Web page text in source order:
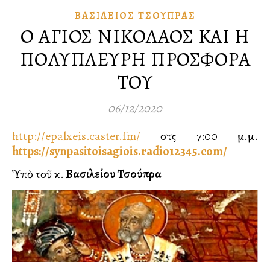
ΒΑΣΊΛΕΙΟΣ ΤΣΟΎΠΡΑΣ
Ο ΑΓΙΟΣ ΝΙΚΟΛΑΟΣ ΚΑΙ Η
ΠΟΛΥΠΛΕΥΡΗ ΠΡΟΣΦΟΡΑ
ΤΟΥ
06/12/2020
http://epalxeis.caster.fm/ στὶς 7:00 μ.μ.
https://synpasitoisagiois.radio12345.com/
Ὑπὸ τοῦ κ.Βασιλείου Τσούπρα